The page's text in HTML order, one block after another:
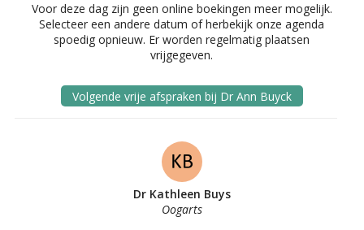
Voor deze dag zijn geen online boekingen meer mogelijk.
Selecteer een andere datum of herbekijk onze agenda
spoedig opnieuw. Er worden regelmatig plaatsen
vrijgegeven.
Volgende vrije afspraken bij Dr Ann Buyck
Dr Kathleen Buys
Oogarts